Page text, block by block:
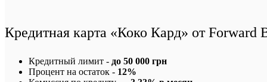
Кредитная карта «Коко Кард» от Forward
Кредитный лимит - до 50 000 грн
Процент на остаток - 12%